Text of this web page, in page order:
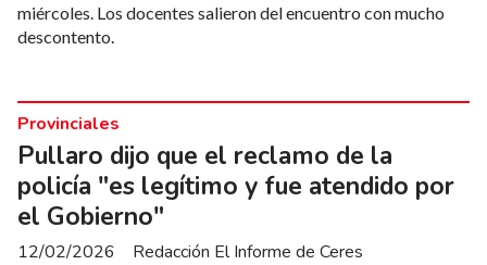
miércoles. Los docentes salieron del encuentro con mucho
descontento.
Pullaro dijo que el reclamo de la
policía "es legítimo y fue atendido por
el Gobierno"
Redacción El Informe de Ceres
Provinciales
12/02/2026